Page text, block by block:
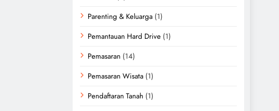
Parenting & Keluarga (1)
Pemantauan Hard Drive (1)
Pemasaran (14)
Pemasaran Wisata (1)
Pendaftaran Tanah (1)